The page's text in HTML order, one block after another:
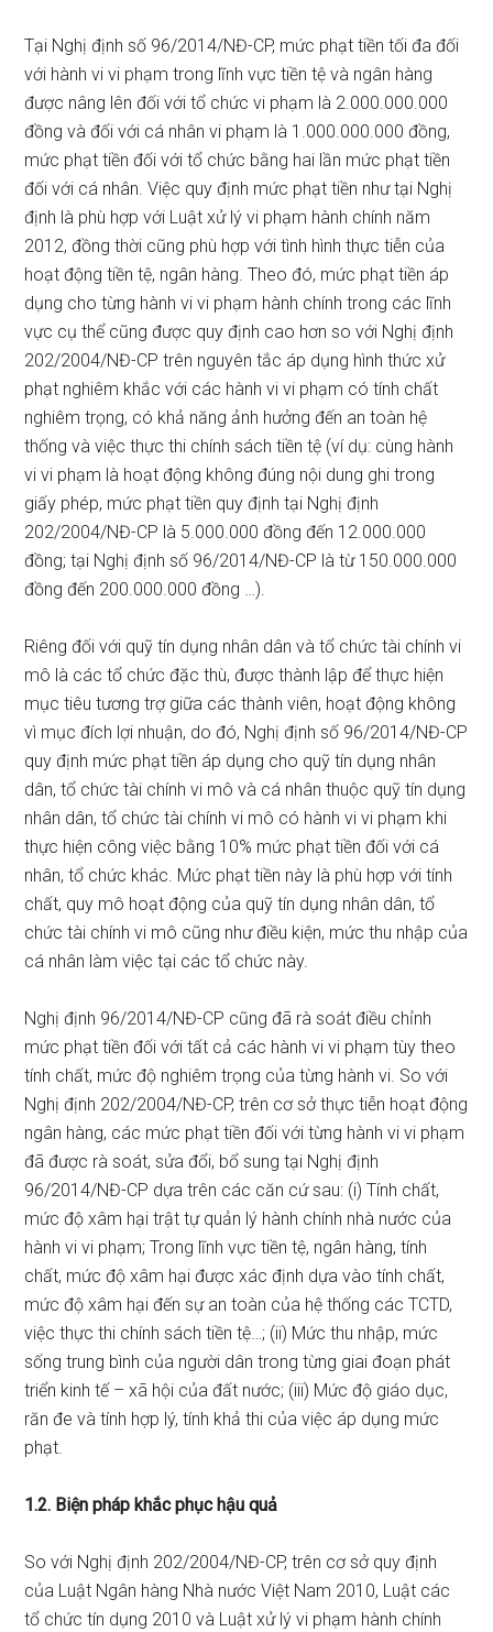
Tại Nghị định số 96/2014/NĐ-CP, mức phạt tiền tối đa đối
với hành vi vi phạm trong lĩnh vực tiền tệ và ngân hàng
được nâng lên đối với tổ chức vi phạm là 2.000.000.000
đồng và đối với cá nhân vi phạm là 1.000.000.000 đồng,
mức phạt tiền đối với tổ chức bằng hai lần mức phạt tiền
đối với cá nhân. Việc quy định mức phạt tiền như tại Nghị
định là phù hợp với Luật xử lý vi phạm hành chính năm
2012, đồng thời cũng phù hợp với tình hình thực tiễn của
hoạt động tiền tệ, ngân hàng. Theo đó, mức phạt tiền áp
dụng cho từng hành vi vi phạm hành chính trong các lĩnh
vực cụ thể cũng được quy định cao hơn so với Nghị định
202/2004/NĐ-CP trên nguyên tắc áp dụng hình thức xử
phạt nghiêm khắc với các hành vi vi phạm có tính chất
nghiêm trọng, có khả năng ảnh hưởng đến an toàn hệ
thống và việc thực thi chính sách tiền tệ (ví dụ: cùng hành
vi vi phạm là hoạt động không đúng nội dung ghi trong
giấy phép, mức phạt tiền quy định tại Nghị định
202/2004/NĐ-CP là 5.000.000 đồng đến 12.000.000
đồng; tại Nghị định số 96/2014/NĐ-CP là từ 150.000.000
đồng đến 200.000.000 đồng …).
Riêng đối với quỹ tín dụng nhân dân và tổ chức tài chính vi
mô là các tổ chức đặc thù, được thành lập để thực hiện
mục tiêu tương trợ giữa các thành viên, hoạt động không
vì mục đích lợi nhuận, do đó, Nghị định số 96/2014/NĐ-CP
quy định mức phạt tiền áp dụng cho quỹ tín dụng nhân
dân, tổ chức tài chính vi mô và cá nhân thuộc quỹ tín dụng
nhân dân, tổ chức tài chính vi mô có hành vi vi phạm khi
thực hiện công việc bằng 10% mức phạt tiền đối với cá
nhân, tổ chức khác. Mức phạt tiền này là phù hợp với tính
chất, quy mô hoạt động của quỹ tín dụng nhân dân, tổ
chức tài chính vi mô cũng như điều kiện, mức thu nhập của
cá nhân làm việc tại các tổ chức này.
Nghị định 96/2014/NĐ-CP cũng đã rà soát điều chỉnh
mức phạt tiền đối với tất cả các hành vi vi phạm tùy theo
tính chất, mức độ nghiêm trọng của từng hành vi. So với
Nghị định 202/2004/NĐ-CP, trên cơ sở thực tiễn hoạt động
ngân hàng, các mức phạt tiền đối với từng hành vi vi phạm
đã được rà soát, sửa đổi, bổ sung tại Nghị định
96/2014/NĐ-CP dựa trên các căn cứ sau: (i) Tính chất,
mức độ xâm hại trật tự quản lý hành chính nhà nước của
hành vi vi phạm; Trong lĩnh vực tiền tệ, ngân hàng, tính
chất, mức độ xâm hại được xác định dựa vào tính chất,
mức độ xâm hại đến sự an toàn của hệ thống các TCTD,
việc thực thi chính sách tiền tệ…; (ii) Mức thu nhập, mức
sống trung bình của người dân trong từng giai đoạn phát
triển kinh tế – xã hội của đất nước; (iii) Mức độ giáo dục,
răn đe và tính hợp lý, tính khả thi của việc áp dụng mức
phạt.
1.2. Biện pháp khắc phục hậu quả
So với Nghị định 202/2004/NĐ-CP, trên cơ sở quy định
của Luật Ngân hàng Nhà nước Việt Nam 2010, Luật các
tổ chức tín dụng 2010 và Luật xử lý vi phạm hành chính